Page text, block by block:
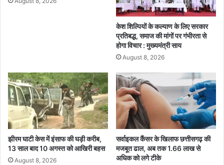
र्र
वा
ई
सु
'
के
बी
च
क
म
बा
रि
श
केश शिल्पियों के कल्याण के लिए सरकार
प्रतिबद्ध, समाज की मांगों पर गंभीरता से
होगा विचार : मुख्यमंत्री साय
August 8, 2026
झीरम घाटी केस में इंसाफ की घड़ी करीब,
13 साल बाद 10 अगस्त को आखिरी बहस
August 8, 2026
सर्वाइकल कैंसर के खिलाफ छत्तीसगढ़ की
मजबूत ढाल, अब तक 1.66 लाख से
अधिक को लगे टीके